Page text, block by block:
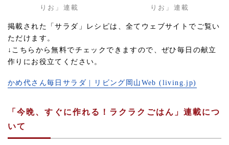
りお」連載 りお」連載
掲載された「サラダ」レシピは、全てウェブサイトでご覧い
ただけます。
↓こちらから無料でチェックできますので、ぜひ毎日の献立
作りにお役立てください。
かめ代さん毎日サラダ | リビング岡山Web (living.jp)
「今晩、すぐに作れる！ラクラクごはん」連載につ
いて